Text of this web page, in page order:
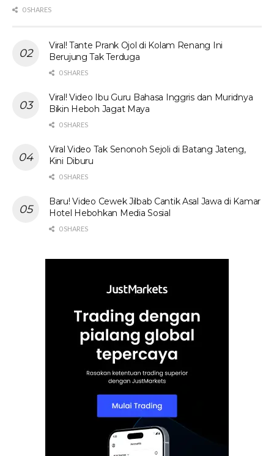
0 SHARES
Viral! Tante Prank Ojol di Kolam Renang Ini
Berujung Tak Terduga
0 SHARES
Viral! Video Ibu Guru Bahasa Inggris dan Muridnya
Bikin Heboh Jagat Maya
0 SHARES
Viral Video Tak Senonoh Sejoli di Batang Jateng,
Kini Diburu
0 SHARES
Baru! Video Cewek Jilbab Cantik Asal Jawa di Kamar
Hotel Hebohkan Media Sosial
0 SHARES